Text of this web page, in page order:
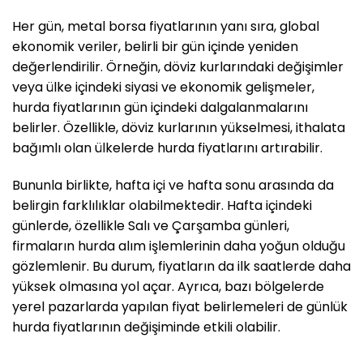
Her gün, metal borsa fiyatlarının yanı sıra, global
ekonomik veriler, belirli bir gün içinde yeniden
değerlendirilir. Örneğin, döviz kurlarındaki değişimler
veya ülke içindeki siyasi ve ekonomik gelişmeler,
hurda fiyatlarının gün içindeki dalgalanmalarını
belirler. Özellikle, döviz kurlarının yükselmesi, ithalata
bağımlı olan ülkelerde hurda fiyatlarını artırabilir.
Bununla birlikte, hafta içi ve hafta sonu arasında da
belirgin farklılıklar olabilmektedir. Hafta içindeki
günlerde, özellikle Salı ve Çarşamba günleri,
firmaların hurda alım işlemlerinin daha yoğun olduğu
gözlemlenir. Bu durum, fiyatların da ilk saatlerde daha
yüksek olmasına yol açar. Ayrıca, bazı bölgelerde
yerel pazarlarda yapılan fiyat belirlemeleri de günlük
hurda fiyatlarının değişiminde etkili olabilir.